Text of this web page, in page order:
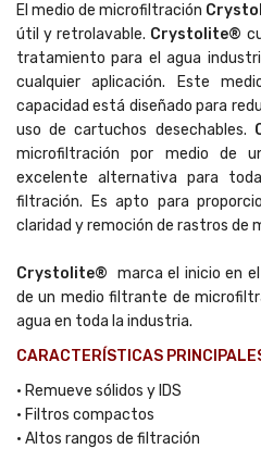
El medio de microfiltración
útil y retrolavable. Crystolite®
tratamiento para el agua
cualquier aplicación. Este
capacidad está diseñado para
uso de cartuchos desechables.
microfiltración por medio de
excelente alternativa para
filtración. Es apto para
claridad y remoción de rastros de
Crystolite® marca el inicio en
de un medio filtrante de
agua en toda la industria.
CARACTERÍSTICAS
• Remueve sólidos y IDS
• Filtros compactos
• Altos rangos de filtración